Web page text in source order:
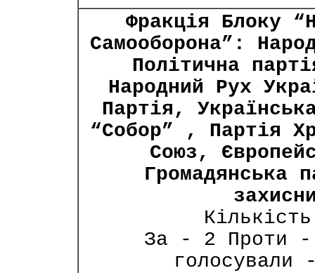
Фракція Блоку
Самооборона”:
Політична
Народний Рух
Партія,
“Собор” , Партія
Союз,
Громадянська
За - 2 Проти -